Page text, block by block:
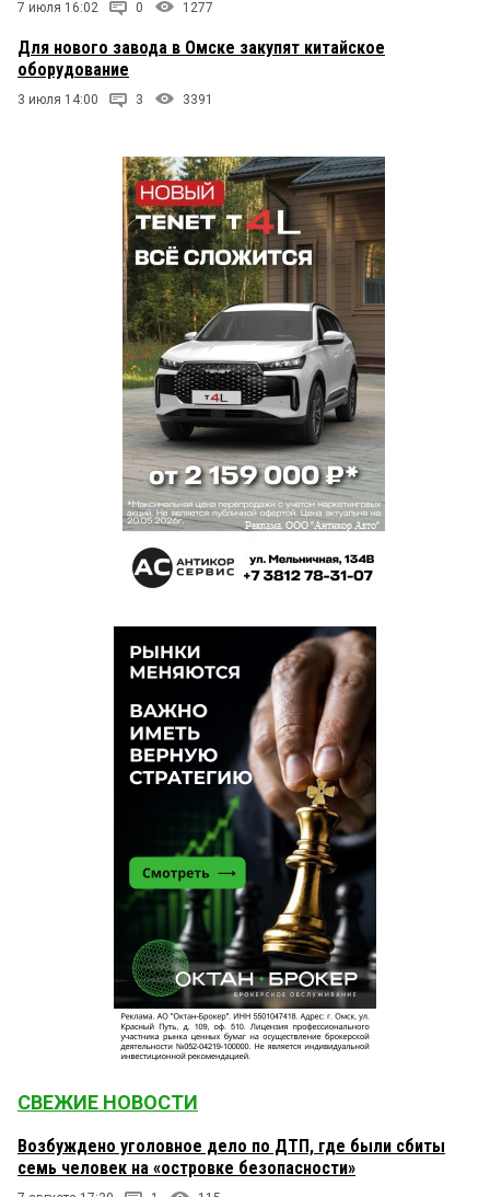
7 июля 16:02 0 1277
Для нового завода в Омске закупят китайское
оборудование
3 июля 14:00 3 3391
СВЕЖИЕ НОВОСТИ
Возбуждено уголовное дело по ДТП, где были сбиты
семь человек на «островке безопасности»